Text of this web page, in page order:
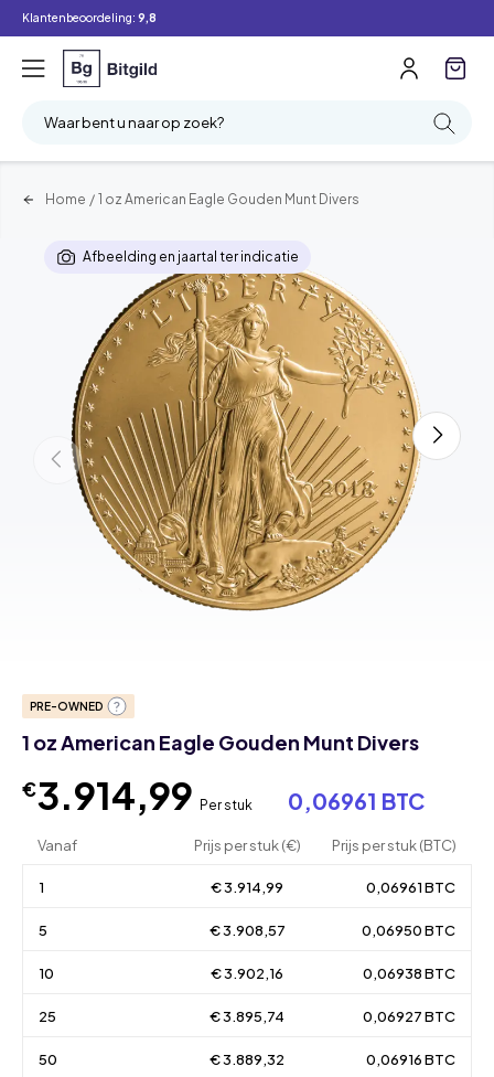
Klantenbeoordeling: 9,8
Waar bent u naar op zoek?
Home / 1 oz American Eagle Gouden Munt Divers
Afbeelding en jaartal ter indicatie
PRE-OWNED
1 oz American Eagle Gouden Munt Divers
€3.914,99 Per stuk 0,06961 BTC
Vanaf Prijs per stuk (€) Prijs per stuk (BTC)
1 € 3.914,99 0,06961 BTC
5 € 3.908,57 0,06950 BTC
10 € 3.902,16 0,06938 BTC
25 € 3.895,74 0,06927 BTC
50 € 3.889,32 0,06916 BTC